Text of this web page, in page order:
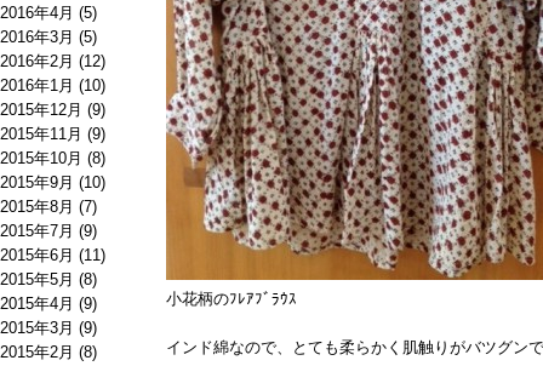
2016年4月 (5)
2016年3月 (5)
2016年2月 (12)
2016年1月 (10)
2015年12月 (9)
2015年11月 (9)
2015年10月 (8)
2015年9月 (10)
2015年8月 (7)
2015年7月 (9)
2015年6月 (11)
2015年5月 (8)
2015年4月 (9)
2015年3月 (9)
2015年2月 (8)
小花柄のﾌﾚｱﾌﾞﾗｳｽ
インド綿なので、とても柔らかく肌触りがバツグン